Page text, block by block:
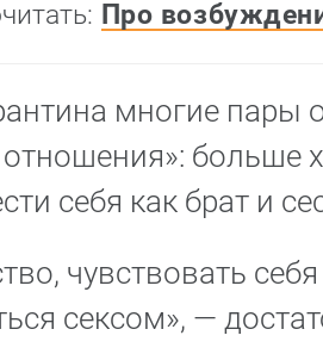
Про
многие пары
больше
себя как брат и
чувствовать
сексом», —